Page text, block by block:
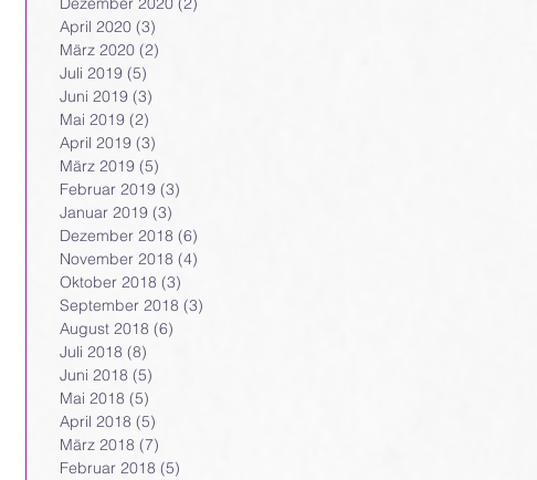
April 2020 (3)
März 2020 (2)
Juli 2019 (5)
Juni 2019 (3)
Mai 2019 (2)
April 2019 (3)
März 2019 (5)
Februar 2019 (3)
Januar 2019 (3)
Dezember 2018 (6)
November 2018 (4)
Oktober 2018 (3)
September 2018 (3)
August 2018 (6)
Juli 2018 (8)
Juni 2018 (5)
Mai 2018 (5)
April 2018 (5)
März 2018 (7)
Februar 2018 (5)